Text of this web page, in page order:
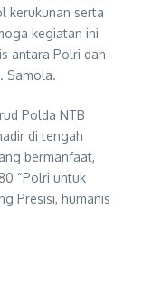
kerukunan serta
kegiatan ini
antara Polri dan
Samola.
Polda NTB
di tengah
bermanfaat,
“Polri untuk
Presisi, humanis